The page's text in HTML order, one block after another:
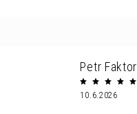
Petr Faktor
10.6.2026